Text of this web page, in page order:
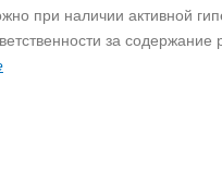
при наличии активной
за